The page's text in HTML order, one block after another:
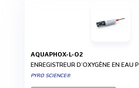
AQUAPHOX-L-O2
ENREGISTREUR D’OXYGÈNE EN EAU
PYRO SCIENCE®